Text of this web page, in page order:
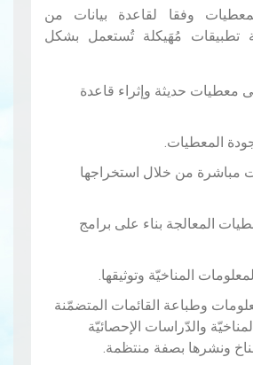
وفقا لقاعدة بيانات من
تطبيقات مُهَيكلة تُستعمل بشكل
معطيات حديثة وإثراء قاعدة
المعطيات.
مباشرة من خلال استخراجها
المعالجة بناء على برامج
المناخيّة وتوثيقها.
وطباعة القائمات المتضمّنة
والدّراسات الإحصائيّة
ونشرها بصفة منتظمة.